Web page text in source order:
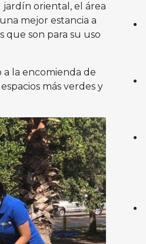
jardín oriental, el área
mejor estancia a
que son para su uso
a la encomienda de
más verdes y